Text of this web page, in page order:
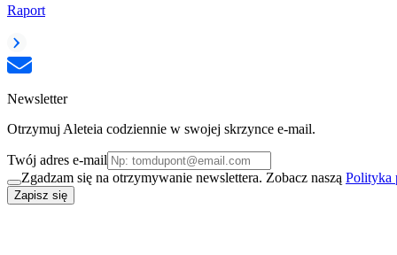
Raport
Newsletter
Otrzymuj Aleteia codziennie w swojej skrzynce e-mail.
Twój adres e-mail
Zgadzam się na otrzymywanie newslettera. Zobacz naszą Polityka
Zapisz się